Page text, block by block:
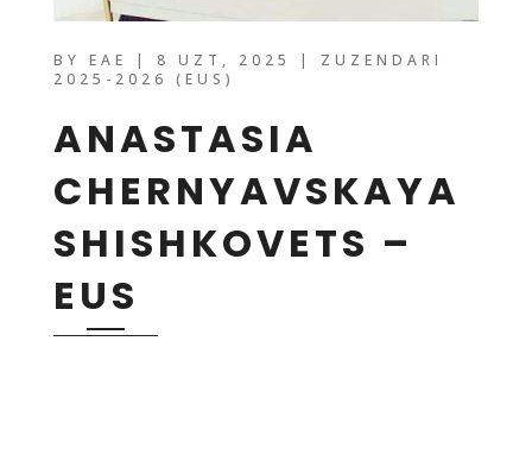
BY EAE | 8 UZT, 2025 | ZUZENDARI
2025-2026 (EUS)
ANASTASIA
CHERNYAVSKAYA
SHISHKOVETS –
EUS